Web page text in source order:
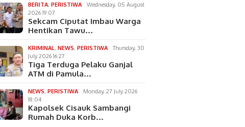
BERITA,PERISTIWA
Wednesday, 05 August
2026 19:07
Sekcam Ciputat Imbau Warga
Hentikan Tawu…
KRIMINAL,NEWS,PERISTIWA
Thursday, 30
July 2026 16:27
Tiga Terduga Pelaku Ganjal
ATM di Pamula…
NEWS,PERISTIWA
Monday, 27 July 2026
18:04
Kapolsek Cisauk Sambangi
Rumah Duka Korb…